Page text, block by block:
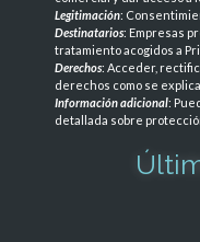
Legitimación:
Destinatarios: Empresas
tratamiento acogidos a
Derechos: Acceder,
derechos como se
Información adicional:
detallada sobre